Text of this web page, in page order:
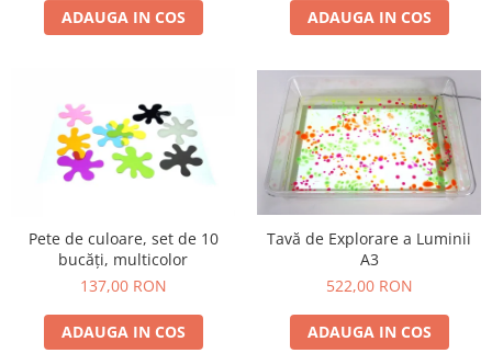
Secventialitate
Sortare si numarare
Hama Maxi Sticks
Margele HAMA MAXI
Mărgele HAMA MIDI
Perceperea timpului - TimeTimer
Stimulare senzoriala
Stimulare auditiva
Stimulare olfactivă
ADAUGA IN COS ADAUGA IN COS
Pete de culoare, set de 10
bucăți, multicolor
137,00 RON
ADAUGA IN COS
Tavă de Explorare a Luminii
A3
522,00 RON
ADAUGA IN COS